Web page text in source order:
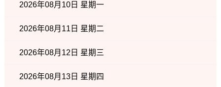
2026年08月10日 星期一
2026年08月11日 星期二
2026年08月12日 星期三
2026年08月13日 星期四